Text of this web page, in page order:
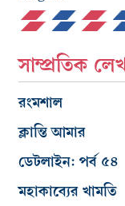
সাম্প্রতিক
রংমশাল
ক্লান্তি আমার
ডেটলাইন: পর্ব ৫৪
মহাকাব্যের খামতি